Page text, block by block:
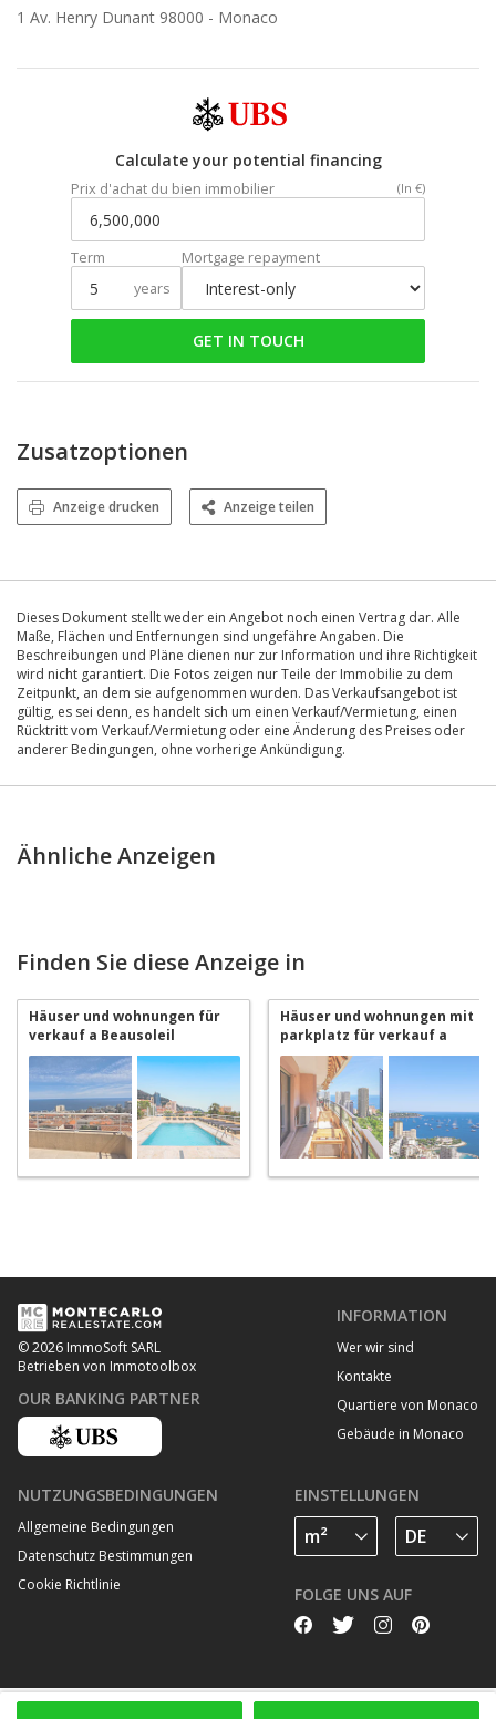
1 Av. Henry Dunant 98000 - Monaco
Calculate your potential financing
Prix d'achat du bien immobilier (In €)
Term
years
Mortgage repayment
GET IN TOUCH
Zusatzoptionen
Anzeige drucken Anzeige teilen
Dieses Dokument stellt weder ein Angebot noch einen Vertrag dar. Alle
Maße, Flächen und Entfernungen sind ungefähre Angaben. Die
Beschreibungen und Pläne dienen nur zur Information und ihre Richtigkeit
wird nicht garantiert. Die Fotos zeigen nur Teile der Immobilie zu dem
Zeitpunkt, an dem sie aufgenommen wurden. Das Verkaufsangebot ist
gültig, es sei denn, es handelt sich um einen Verkauf/Vermietung, einen
Rücktritt vom Verkauf/Vermietung oder eine Änderung des Preises oder
anderer Bedingungen, ohne vorherige Ankündigung.
Ähnliche Anzeigen
Finden Sie diese Anzeige in
Häuser und wohnungen für
verkauf a Beausoleil
Häuser und wohnungen mit
parkplatz für verkauf a
Beausoleil
© 2026 ImmoSoft SARL
Betrieben von Immotoolbox
OUR BANKING PARTNER
INFORMATION
Wer wir sind
Kontakte
Quartiere von Monaco
Gebäude in Monaco
NUTZUNGSBEDINGUNGEN
Allgemeine Bedingungen
Datenschutz Bestimmungen
Cookie Richtlinie
EINSTELLUNGEN
FOLGE UNS AUF